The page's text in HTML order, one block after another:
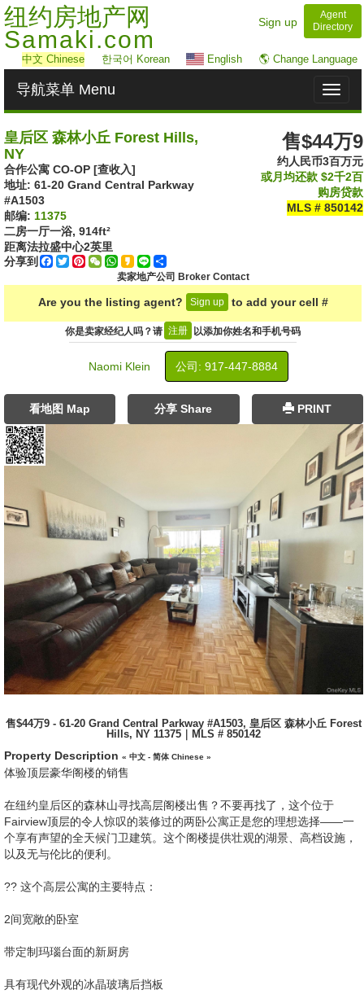
纽约房地产网
Samaki.com
Sign up
Agent
Directory
中文 Chinese 한국어 Korean English 🌎 Change Language
Toggle
导航菜单 Menu
皇后区 森林小丘 Forest Hills,
NY
合作公寓 CO-OP [查收入]
地址: ‎61-20 Grand Central Parkway
#A1503
邮编: 11375
二房一厅一浴, 914ft²
距离法拉盛中心2英里
分享到
Facebook
TwitterPinterest
WeChat
WhatsApp
Kakao
Line
售$44万9
约人民币3百万元
或月均还款 $2千2百
购房贷款
MLS # 850142
卖家地产公司 Broker Contact
Are you the listing agent? Sign up to add your cell #
你是卖家经纪人吗？请 注册 以添加你姓名和手机号码
Naomi Klein 公司: ‍917-447-8884
看地图 Map 分享 Share PRINT
售$44万9 - 61-20 Grand Central Parkway #A1503, 皇后区 森林小丘 Forest
Hills, NY 11375｜MLS # 850142
Property Description « 中文 - 简体 Chinese »
体验顶层豪华阁楼的销售
在纽约皇后区的森林山寻找高层阁楼出售？不要再找了，这个位于
Fairview顶层的令人惊叹的装修过的两卧公寓正是您的理想选择——一
个享有声望的全天候门卫建筑。这个阁楼提供壮观的湖景、高档设施，
以及无与伦比的便利。
?? 这个高层公寓的主要特点：
2间宽敞的卧室
带定制玛瑙台面的新厨房
具有现代外观的冰晶玻璃后挡板